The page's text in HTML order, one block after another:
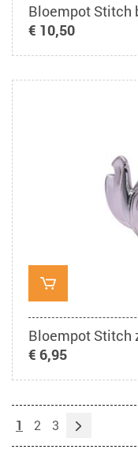
Bloempot Stitch
€ 10,50
Bloempot Stitch
€ 6,95
1 2 3